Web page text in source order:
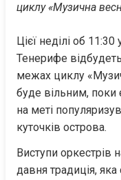
циклу «Музична
Цієї неділі об
Тенерифе
межах циклу
буде вільним, поки
на меті
куточків острова.
Виступи оркестрів
давня традиція,